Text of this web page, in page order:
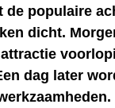
de populaire
dicht.
dag later